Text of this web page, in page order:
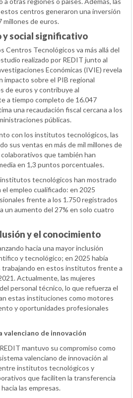
centros generaron una inversión
millones de euros.
y social significativo
Centros Tecnológicos va más allá del
realizado por REDIT junto al
Económicas (IVIE) revela
impacto sobre el PIB regional
de euros y contribuye al
a tiempo completo de 16.047
una recaudación fiscal cercana a los
públicas.
con los institutos tecnológicos, las
sus ventas en más de mil millones de
que también han
en 1,3 puntos porcentuales.
tecnológicos han mostrado
empleo cualificado: en 2025
frente a los 1.750 registrados
un aumento del 27% en solo cuatro
y el conocimiento
hacia una mayor inclusión
y tecnológico; en 2025 había
trabajando en estos institutos frente a
Actualmente, las mujeres
personal técnico, lo que refuerza el
estas instituciones como motores
y oportunidades profesionales
de innovación
mantuvo su compromiso como
valenciano de innovación al
institutos tecnológicos y
que faciliten la transferencia
las empresas.